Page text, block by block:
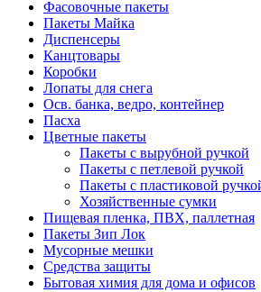
Фасовочные пакеты
Пакеты Майка
Диспенсеры
Канцтовары
Коробки
Лопаты для снега
Осв. банка, ведро, контейнер
Пасха
Цветные пакеты
Пакеты с вырубной ручкой
Пакеты с петлевой ручкой
Пакеты с пластиковой
Хозяйственные сумки
Пищевая пленка, ПВХ, паллетная
Пакеты Зип Лок
Мусорные мешки
Средства защиты
Бытовая химия для дома и офисов